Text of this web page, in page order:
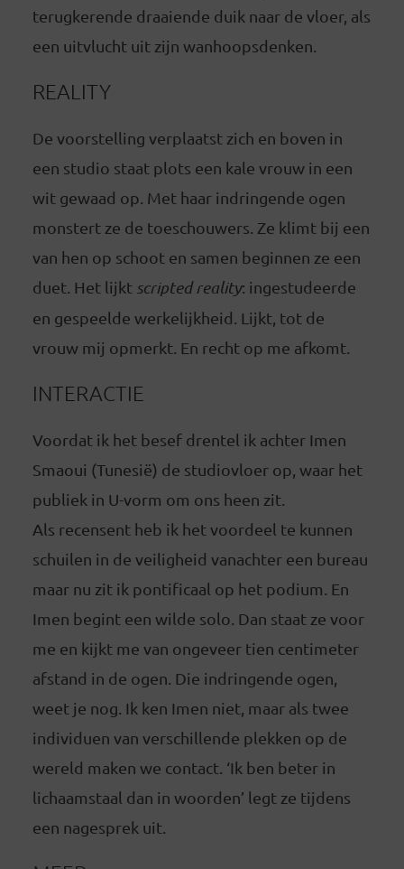
terugkerende draaiende duik naar de vloer, als
een uitvlucht uit zijn wanhoopsdenken.
REALITY
De voorstelling verplaatst zich en boven in
een studio staat plots een kale vrouw in een
wit gewaad op. Met haar indringende ogen
monstert ze de toeschouwers. Ze klimt bij een
van hen op schoot en samen beginnen ze een
duet. Het lijkt scripted reality: ingestudeerde
en gespeelde werkelijkheid. Lijkt, tot de
vrouw mij opmerkt. En recht op me afkomt.
INTERACTIE
Voordat ik het besef drentel ik achter Imen
Smaoui (Tunesië) de studiovloer op, waar het
publiek in U-vorm om ons heen zit.
Als recensent heb ik het voordeel te kunnen
schuilen in de veiligheid vanachter een bureau
maar nu zit ik pontificaal op het podium. En
Imen begint een wilde solo. Dan staat ze voor
me en kijkt me van ongeveer tien centimeter
afstand in de ogen. Die indringende ogen,
weet je nog. Ik ken Imen niet, maar als twee
individuen van verschillende plekken op de
wereld maken we contact. ‘Ik ben beter in
lichaamstaal dan in woorden’ legt ze tijdens
een nagesprek uit.